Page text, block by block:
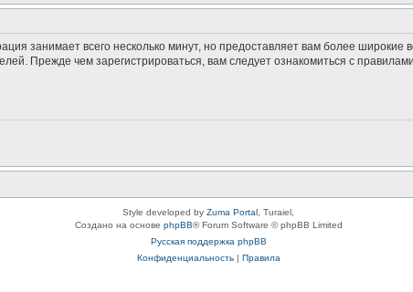
занимает всего несколько минут, но предоставляет вам более
Прежде чем зарегистрироваться, вам следует ознакомиться с
Style developed by Zuma Portal , Turaiel,
Создано на основе phpBB® Forum Software © phpBB Limited
Русская поддержка phpBB
Конфиденциальность| Правила